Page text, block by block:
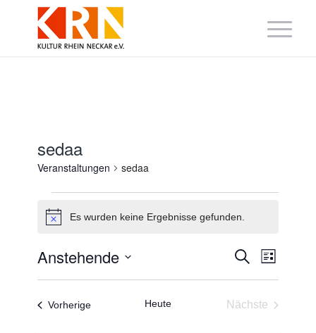
sedaa
Veranstaltungen sedaa
HinweisEs wurden keine Ergebnisse gefunden.
Suche
und
Navigation
SucheListe
Anstehende
VorherigeVeranstaltungen
Heute
Nächste